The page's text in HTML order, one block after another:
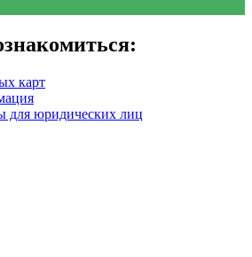
карт
для юридических лиц